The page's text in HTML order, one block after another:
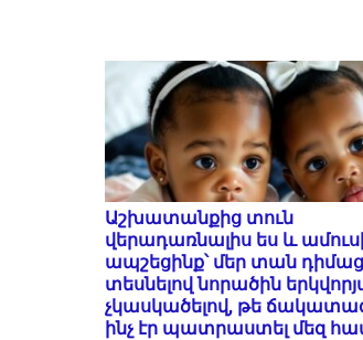
Աշխատանքից տուն
վերադառնալիս ես և
ապշեցինք՝ մեր տան դիմաց
տեսնելով նորածին
չկասկածելով, թե
ինչ էր պատրաստել մեզ